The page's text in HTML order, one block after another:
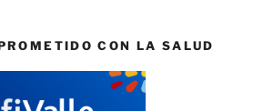
CON LA SALUD